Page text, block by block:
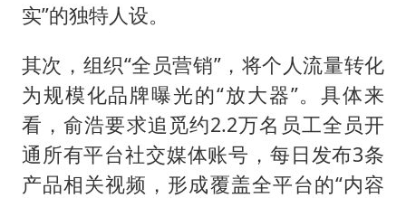
实”的独特人设。
其次，组织“全员营销”，将个人流量转化
为规模化品牌曝光的“放大器”。具体来
看，俞浩要求追觅约2.2万名员工全员开
通所有平台社交媒体账号，每日发布3条
产品相关视频，形成覆盖全平台的“内容